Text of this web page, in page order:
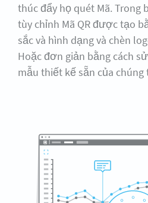
thúc đẩy họ quét Mã. Trong
tùy chỉnh Mã QR được tạo
sắc và hình dạng và chèn
Hoặc đơn giản bằng cách
mẫu thiết kế sẵn của chúng